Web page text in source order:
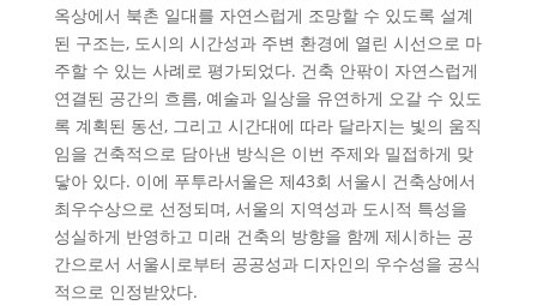
옥상에서 북촌 일대를 자연스럽게 조망할 수 있도록 설계
된 구조는, 도시의 시간성과 주변 환경에 열린 시선으로 마
주할 수 있는 사례로 평가되었다. 건축 안팎이 자연스럽게
연결된 공간의 흐름, 예술과 일상을 유연하게 오갈 수 있도
록 계획된 동선, 그리고 시간대에 따라 달라지는 빛의 움직
임을 건축적으로 담아낸 방식은 이번 주제와 밀접하게 맞
닿아 있다. 이에 푸투라서울은 제43회 서울시 건축상에서
최우수상으로 선정되며, 서울의 지역성과 도시적 특성을
성실하게 반영하고 미래 건축의 방향을 함께 제시하는 공
간으로서 서울시로부터 공공성과 디자인의 우수성을 공식
적으로 인정받았다.